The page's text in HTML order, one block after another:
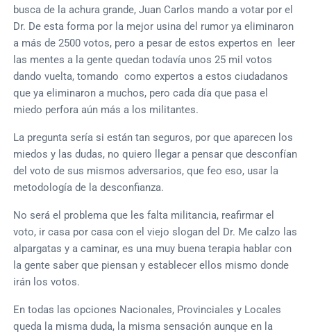
busca de la achura grande, Juan Carlos mando a votar por el
Dr. De esta forma por la mejor usina del rumor ya eliminaron
a más de 2500 votos, pero a pesar de estos expertos en leer
las mentes a la gente quedan todavía unos 25 mil votos
dando vuelta, tomando como expertos a estos ciudadanos
que ya eliminaron a muchos, pero cada día que pasa el
miedo perfora aún más a los militantes.
La pregunta sería si están tan seguros, por que aparecen los
miedos y las dudas, no quiero llegar a pensar que desconfían
del voto de sus mismos adversarios, que feo eso, usar la
metodología de la desconfianza.
No será el problema que les falta militancia, reafirmar el
voto, ir casa por casa con el viejo slogan del Dr. Me calzo las
alpargatas y a caminar, es una muy buena terapia hablar con
la gente saber que piensan y establecer ellos mismo donde
irán los votos.
En todas las opciones Nacionales, Provinciales y Locales
queda la misma duda, la misma sensación aunque en la